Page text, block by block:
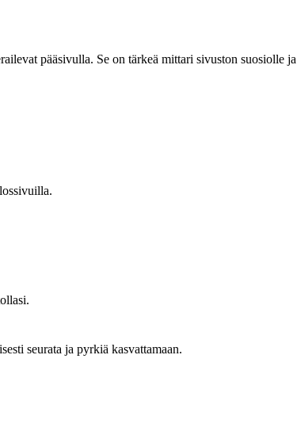
pääsivulla. Se on tärkeä mittari sivuston suosiolle
seurata ja pyrkiä kasvattamaan.